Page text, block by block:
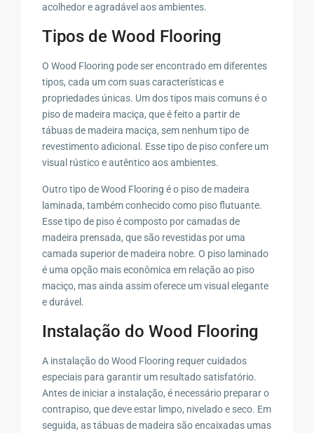
acolhedor e agradável aos ambientes.
Tipos de Wood Flooring
O Wood Flooring pode ser encontrado em diferentes
tipos, cada um com suas características e
propriedades únicas. Um dos tipos mais comuns é o
piso de madeira maciça, que é feito a partir de
tábuas de madeira maciça, sem nenhum tipo de
revestimento adicional. Esse tipo de piso confere um
visual rústico e autêntico aos ambientes.
Outro tipo de Wood Flooring é o piso de madeira
laminada, também conhecido como piso flutuante.
Esse tipo de piso é composto por camadas de
madeira prensada, que são revestidas por uma
camada superior de madeira nobre. O piso laminado
é uma opção mais econômica em relação ao piso
maciço, mas ainda assim oferece um visual elegante
e durável.
Instalação do Wood Flooring
A instalação do Wood Flooring requer cuidados
especiais para garantir um resultado satisfatório.
Antes de iniciar a instalação, é necessário preparar o
contrapiso, que deve estar limpo, nivelado e seco. Em
seguida, as tábuas de madeira são encaixadas umas